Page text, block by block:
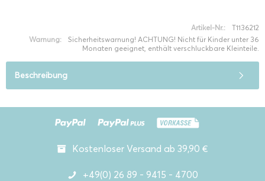
Artikel-Nr.:
T1136212
Warnung:
Sicherheitswarnung! ACHTUNG! Nicht für Kinder unter 36
Monaten geeignet, enthält verschluckbare Kleinteile.
Beschreibung
Kostenloser Versand ab 39,90 €
+49(0) 26 89 - 9415 - 4700